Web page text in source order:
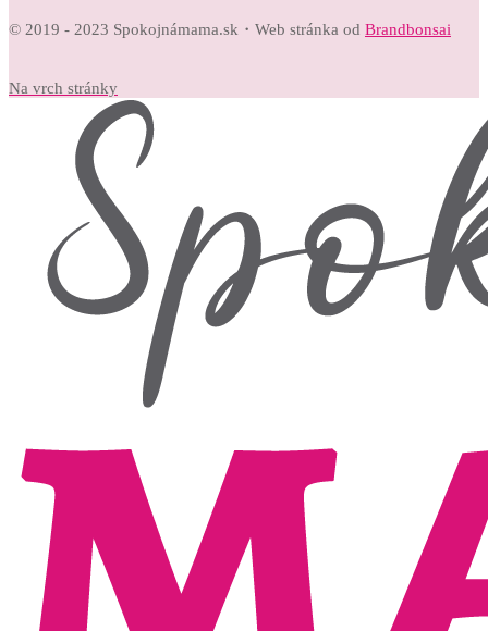
© 2019 - 2023 Spokojnámama.sk・Web stránka od Brandbonsai
Na vrch stránky